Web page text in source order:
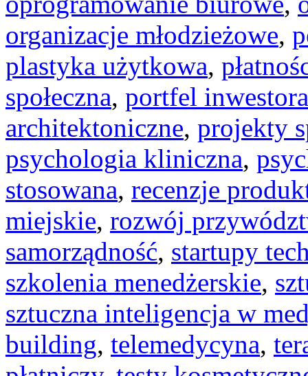
organizacje młodzieżowe,
plastyka użytkowa,
społeczna, portfel inwestora
architektoniczne, projekty
psychologia kliniczna,
stosowana, recenzje
miejskie, rozwój
samorządność, startupy
szkolenia menedżerskie,
sztuczna inteligencja w
building, telemedycyna,